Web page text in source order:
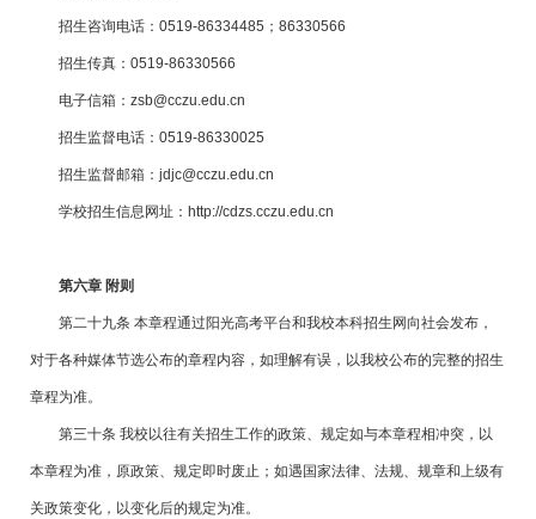
招生咨询电话：0519-86334485；86330566
招生传真：0519-86330566
电子信箱：zsb@cczu.edu.cn
招生监督电话：0519-86330025
招生监督邮箱：jdjc@cczu.edu.cn
学校招生信息网址：http://cdzs.cczu.edu.cn
第六章 附则
第二十九条 本章程通过阳光高考平台和我校本科招生网向社会发布，
对于各种媒体节选公布的章程内容，如理解有误，以我校公布的完整的招生
章程为准。
第三十条 我校以往有关招生工作的政策、规定如与本章程相冲突，以
本章程为准，原政策、规定即时废止；如遇国家法律、法规、规章和上级有
关政策变化，以变化后的规定为准。